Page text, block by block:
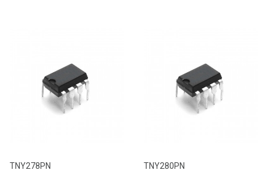
TNY278PN TNY280PN